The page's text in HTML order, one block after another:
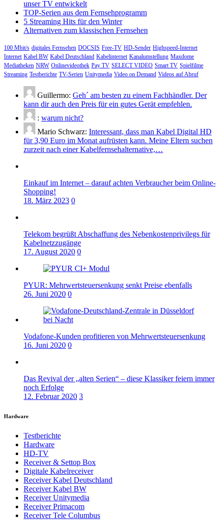
unser TV entwickelt
TOP-Serien aus dem Fernsehprogramm
5 Streaming Hits für den Winter
Alternativen zum klassischen Fernsehen
100 Mbit/s digitales Fernsehen DOCSIS Free-TV HD-Sender Highspeed-Internet
Internet Kabel BW Kabel Deutschland Kabelinternet Kanalumstellung Maxdome
Mediatheken NRW Onlinevideothek Pay TV SELECT VIDEO Smart TV Spielfilme
Streaming Testberichte TV-Serien Unitymedia Video on Demand Videos auf Abruf
Guillermo: Geh´ am besten zu einem Fachhändler. Der
kann dir auch den Preis für ein gutes Gerät empfehlen.
: warum nicht?
Mario Schwarz: Interessant, dass man Kabel Digital HD
für 3,90 Euro im Monat aufrüsten kann. Meine Eltern suchen
zurzeit nach einer Kabelfernsehalternative,…
Einkauf im Internet – darauf achten Verbraucher beim Online-
Shopping!
18. März 2023 0
Telekom begrüßt Abschaffung des Nebenkostenprivilegs für
Kabelnetzzugänge
17. August 2020 0
PYUR: Mehrwertsteuersenkung senkt Preise ebenfalls
26. Juni 2020 0
Vodafone-Kunden profitieren von Mehrwertsteuersenkung
16. Juni 2020 0
Das Revival der „alten Serien“ – diese Klassiker feiern immer
noch Erfolge
12. Februar 2020 3
Hardware
Testberichte
Hardware
HD-TV
Receiver & Settop Box
Digitale Kabelreceiver
Receiver Kabel Deutschland
Receiver Kabel BW
Receiver Unitymedia
Receiver Primacom
Receiver Tele Columbus